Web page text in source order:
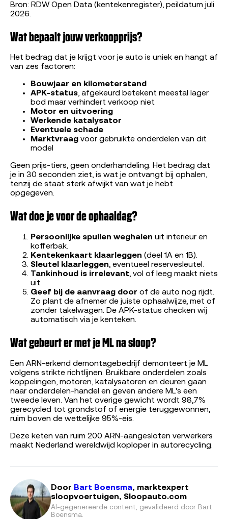
Bron: RDW Open Data (kentekenregister), peildatum juli
2026.
Wat bepaalt jouw verkoopprijs?
Het bedrag dat je krijgt voor je auto is uniek en hangt af
van zes factoren:
Bouwjaar en kilometerstand
APK-status, afgekeurd betekent meestal lager
bod maar verhindert verkoop niet
Motor en uitvoering
Werkende katalysator
Eventuele schade
Marktvraag voor gebruikte onderdelen van dit
model
Geen prijs-tiers, geen onderhandeling. Het bedrag dat
je in 30 seconden ziet, is wat je ontvangt bij ophalen,
tenzij de staat sterk afwijkt van wat je hebt
opgegeven.
Wat doe je voor de ophaaldag?
Persoonlijke spullen weghalen uit interieur en
kofferbak.
Kentekenkaart klaarleggen (deel 1A en 1B).
Sleutel klaarleggen, eventueel reservesleutel.
Tankinhoud is irrelevant, vol of leeg maakt niets
uit.
Geef bij de aanvraag door of de auto nog rijdt.
Zo plant de afnemer de juiste ophaalwijze, met of
zonder takelwagen. De APK-status checken wij
automatisch via je kenteken.
Wat gebeurt er met je ML na sloop?
Een ARN-erkend demontagebedrijf demonteert je ML
volgens strikte richtlijnen. Bruikbare onderdelen zoals
koppelingen, motoren, katalysatoren en deuren gaan
naar onderdelen-handel en geven andere ML's een
tweede leven. Van het overige gewicht wordt 98,7%
gerecycled tot grondstof of energie teruggewonnen,
ruim boven de wettelijke 95%-eis.
Deze keten van ruim 200 ARN-aangesloten verwerkers
maakt Nederland wereldwijd koploper in autorecycling.
Door Bart Boensma, marktexpert
sloopvoertuigen, Sloopauto.com
AI-gegenereerde content, gevalideerd door Bart
Boensma